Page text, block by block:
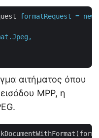
formatRequest = new
αιτήματος όπου
MPP, η